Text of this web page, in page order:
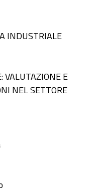
INDUSTRIALE
VALUTAZIONE E
NEL SETTORE